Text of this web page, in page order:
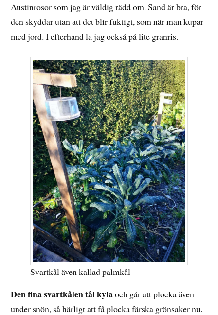
Austinrosor som jag är väldig rädd om. Sand är bra, för
den skyddar utan att det blir fuktigt, som när man kupar
med jord. I efterhand la jag också på lite granris.
Svartkål även kallad palmkål
Den fina svartkålen tål kylaoch går att plocka även
under snön, så härligt att få plocka färska grönsaker nu.